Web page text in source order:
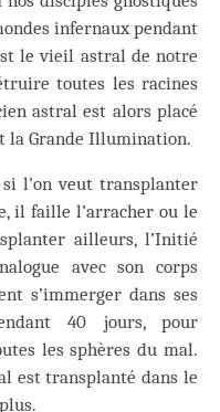
infernaux pendant
le vieil astral de notre
toutes les racines
astral est alors placé
la Grande Illumination.
l’on veut transplanter
il faille l’arracher ou le
ailleurs, l’Initié
avec son corps
s’immerger dans ses
40 jours, pour
les sphères du mal.
est transplanté dans le